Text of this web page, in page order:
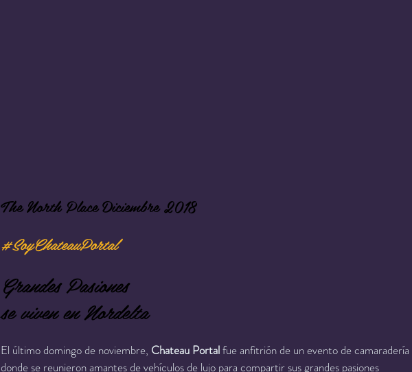
The North Place Diciembre 2018
#SoyChateauPortal
Grandes Pasiones
se viven en Nordelta
El último domingo de noviembre, Chateau Portal fue anfitrión de un evento de camaradería
donde se reunieron amantes de vehículos de lujo para compartir sus grandes pasiones